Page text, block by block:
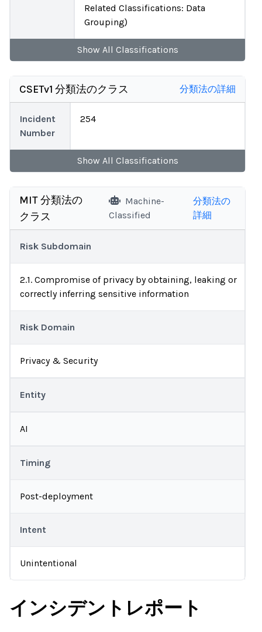
Related Classifications: Data
Grouping)
Show All Classifications
CSETv1 分類法のクラス 分類法の詳細
Incident
Number
254
Show All Classifications
MIT 分類法の
クラス
Machine-
Classified
分類法の
詳細
Risk Subdomain
2.1. Compromise of privacy by obtaining, leaking or
correctly inferring sensitive information
Risk Domain
Privacy & Security
Entity
AI
Timing
Post-deployment
Intent
Unintentional
インシデントレポート